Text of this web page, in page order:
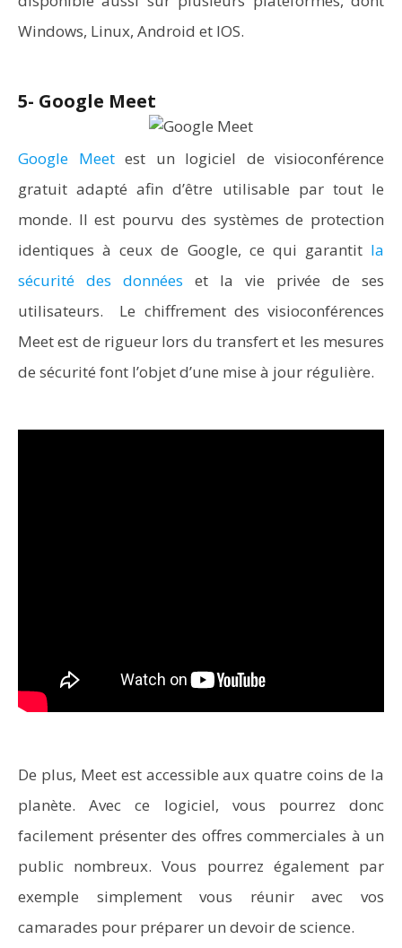
Windows, Linux, Android et IOS.
5- Google Meet
Google Meetest un logiciel de visioconférence
gratuit adapté afin d’être utilisable par tout le
monde. Il est pourvu des systèmes de protection
identiques à ceux de Google, ce qui garantit la
sécurité des données et la vie privée de ses
utilisateurs. Le chiffrement des visioconférences
Meet est de rigueur lors du transfert et les mesures
de sécurité font l’objet d’une mise à jour régulière.
De plus, Meet est accessible aux quatre coins de la
planète. Avec ce logiciel, vous pourrez donc
facilement présenter des offres commerciales à un
public nombreux. Vous pourrez également par
exemple simplement vous réunir avec vos
camarades pour préparer un devoir de science.